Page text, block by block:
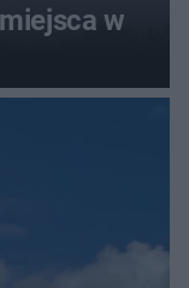
w